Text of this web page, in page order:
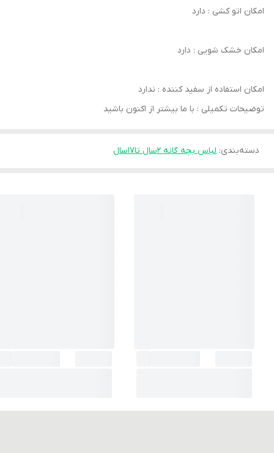
امکان اتو کشی : دارد
امکان خشک‌ شویی : دارد
امکان استفاده از سفید کننده : ندارد
توضیحات تکمیلی : با ما بیشتر از اکنون باشید
دسته‌بندی: لباس بچه گانه 2سال تا۱۷سال